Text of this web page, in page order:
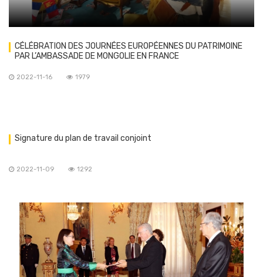
CÉLÉBRATION DES JOURNÉES EUROPÉENNES DU PATRIMOINE
PAR L’AMBASSADE DE MONGOLIE EN FRANCE
2022-11-16 1979
Signature du plan de travail conjoint
2022-11-09 1292